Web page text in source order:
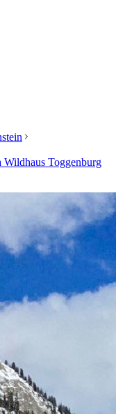
Wildhaus Toggenburg